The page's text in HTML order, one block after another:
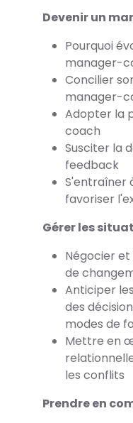
Devenir un
Pourquoi
manager-
Concilier
manager-
Adopter la
coach
Susciter la
feedback
S'entraîner
favoriser
Gérer les
Négocier
de
Anticiper
des
modes de
Mettre en
les conflits
Prendre en